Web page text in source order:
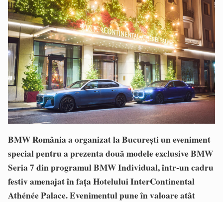
BMW România a organizat la București un eveniment
special pentru a prezenta două modele exclusive BMW
Seria 7 din programul BMW Individual, într-un cadru
festiv amenajat în fața Hotelului InterContinental
Athénée Palace. Evenimentul pune în valoare atât